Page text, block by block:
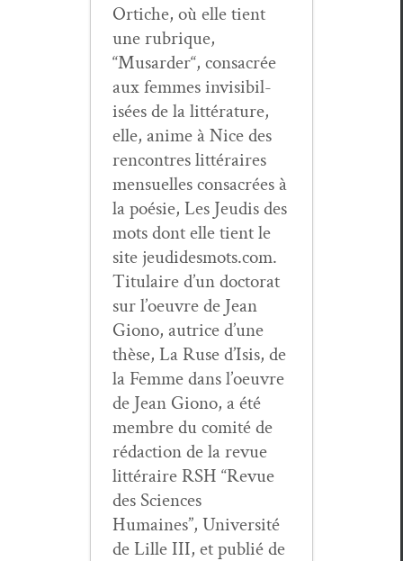
Ortiche, où elle tient
une rubrique,
“Musarder“, con­sacrée
aux femmes invis­i­bil­
isées de la lit­téra­ture,
elle, ani­me à Nice des
ren­con­tres lit­téraires
men­su­elles con­sacrées à
la poésie, Les Jeud­is des
mots dont elle tient le
site jeudidesmots.com.
Tit­u­laire d’un doc­tor­at
sur l’oeu­vre de Jean
Giono, autrice d’une
thèse, La Ruse d’I­sis, de
la Femme dans l’oeu­vre
de Jean Giono, a été
mem­bre du comité de
rédac­tion de la revue
lit­téraire RSH “Revue
des Sci­ences
Humaines”, Uni­ver­sité
de Lille III, et pub­lié de